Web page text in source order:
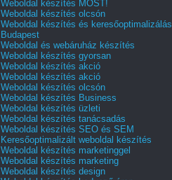
Weboldal készítés MOST!
Weboldal készítés olcsón
Weboldal készítés és keresőoptimalizálás
Budapest
Weboldal és webáruház készítés
Weboldal készítés gyorsan
Weboldal készítés akció
Weboldal készítés akció
Weboldal készítés olcsón
Weboldal készítés Business
Weboldal készítés üzleti
Weboldal készítés tanácsadás
Weboldal készítés SEO és SEM
Keresőoptimalizált weboldal készítés
Weboldal készítés marketinggel
Weboldal készítés marketing
Weboldal készítés design